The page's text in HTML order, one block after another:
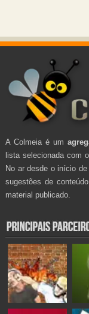
A Colmeia é um
lista selecionada com
No ar desde o início
sugestões de
material publicado.